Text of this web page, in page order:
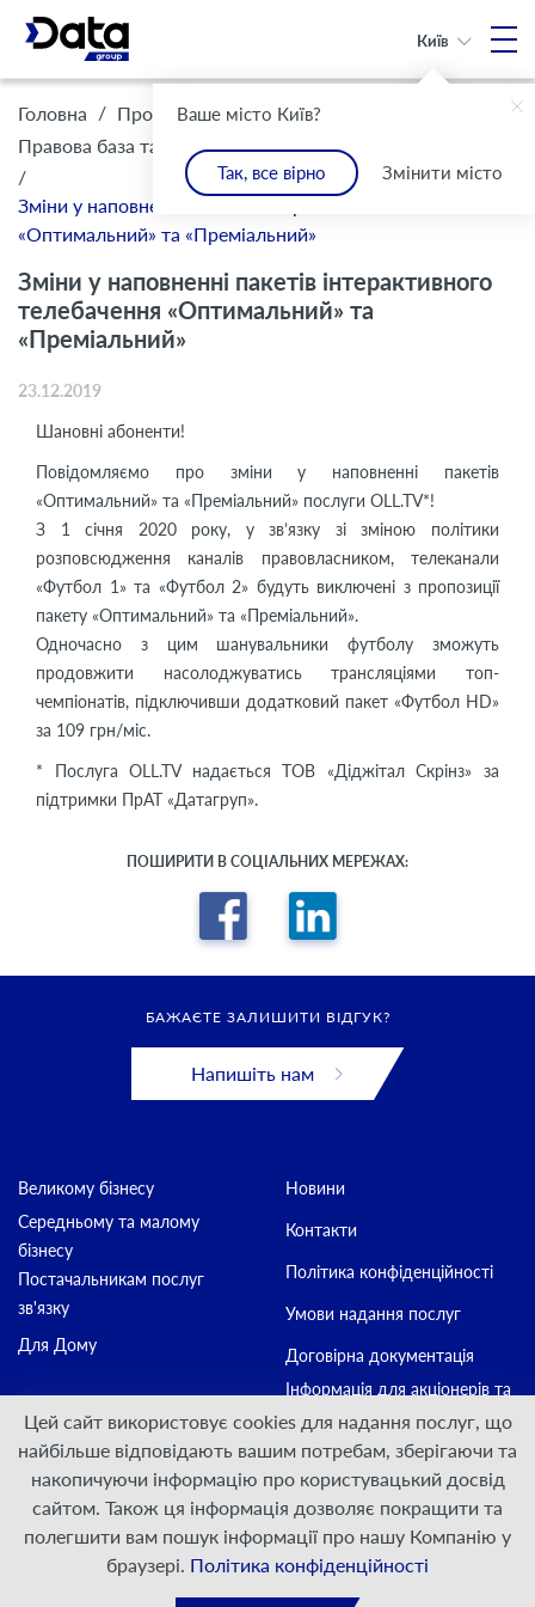
Ваше місто Київ?
Так, все вірно Змінити місто
Київ
Головна / Про Компанію /
Правова база та комплаєнс / Інформація для клієнтів
/
Зміни у наповненні пакетів інтерактивного телебачення
«Оптимальний» та «Преміальний»
Зміни у наповненні пакетів інтерактивного
телебачення «Оптимальний» та
«Преміальний»
23.12.2019
Шановні абоненти!
Повідомляємо про зміни у наповненні пакетів
«Оптимальний» та «Преміальний» послуги OLL.TV*!
З 1 січня 2020 року, у зв’язку зі зміною політики
розповсюдження каналів правовласником, телеканали
«Футбол 1» та «Футбол 2» будуть виключені з пропозиції
пакету «Оптимальний» та «Преміальний».
Одночасно з цим шанувальники футболу зможуть
продовжити насолоджуватись трансляціями топ-
чемпіонатів, підключивши додатковий пакет «Футбол HD»
за 109 грн/міс.
* Послуга OLL.TV надається ТОВ «Діджітал Скрінз» за
підтримки ПрАТ «Датагруп».
ПОШИРИТИ В СОЦІАЛЬНИХ МЕРЕЖАХ:
БАЖАЄТЕ ЗАЛИШИТИ ВІДГУК?
Напишіть нам
Великому бізнесу
Середньому та малому
бізнесу
Постачальникам послуг
зв'язку
Для Дому
Новини
Контакти
Політика конфіденційності
Умови надання послуг
Договірна документація
Інформація для акціонерів та
стейкхолдерів
Приєднуйтесь:
© ПрАТ "ДАТАГРУП", 2000 — 2026
Цей сайт використовує cookies для надання послуг, що
найбільше відповідають вашим потребам, зберігаючи та
накопичуючи інформацію про користувацький досвід
сайтом. Також ця інформація дозволяє покращити та
полегшити вам пошук інформації про нашу Компанію у
браузері. Політика конфіденційності